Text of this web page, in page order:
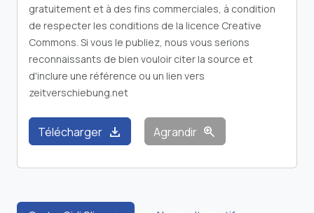
gratuitement et à des fins commerciales, à condition
de respecter les conditions de la licence Creative
Commons. Si vous le publiez, nous vous serions
reconnaissants de bien vouloir citer la source et
d'inclure une référence ou un lien vers
zeitverschiebung.net
Télécharger download Agrandir zoom_in